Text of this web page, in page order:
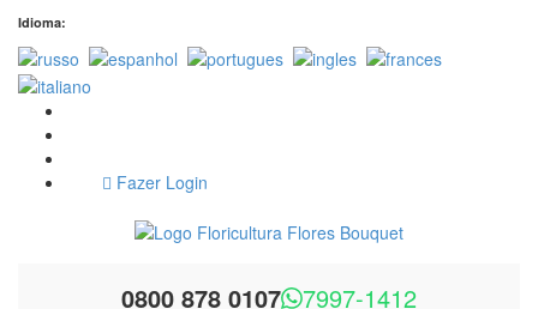
Idioma:
Fazer Login
0800 878 0107 7997-1412